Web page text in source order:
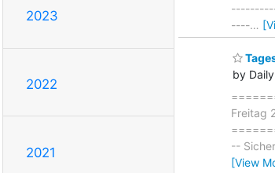
2023
2022
2021
----…
by
Freitag
--
[View